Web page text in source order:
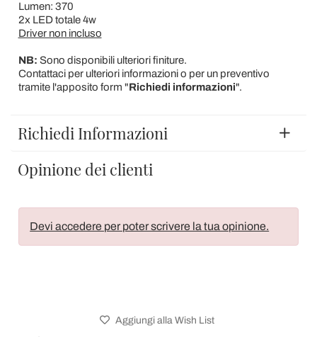
Lumen: 370
2x LED totale 4w
Driver non incluso
NB: Sono disponibili ulteriori finiture.
Contattaci per ulteriori informazioni o per un preventivo
tramite l'apposito form "Richiedi informazioni".
Richiedi Informazioni
Opinione dei clienti
Devi accedere per poter scrivere la tua opinione.
Aggiungi alla Wish List